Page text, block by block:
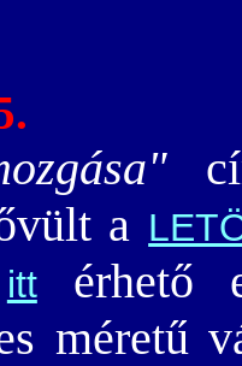
a
ittérhető
méretű